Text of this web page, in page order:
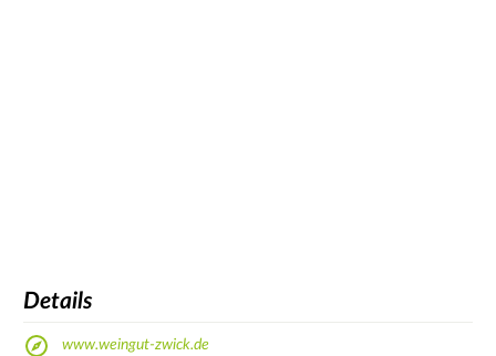
Details
www.weingut-zwick.de